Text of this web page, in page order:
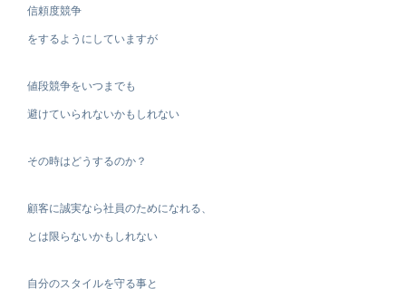
信頼度競争
をするようにしていますが
値段競争をいつまでも
避けていられないかもしれない
その時はどうするのか？
顧客に誠実なら社員のためになれる、
とは限らないかもしれない
自分のスタイルを守る事と